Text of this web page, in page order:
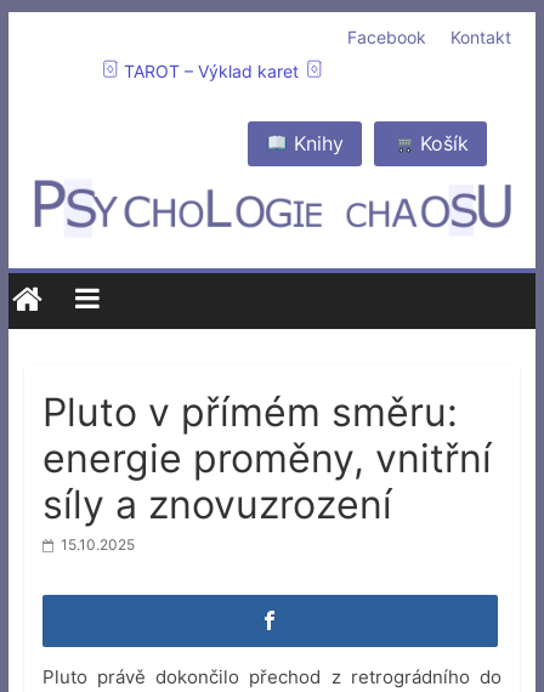
Kontakt
Facebook
TAROT – Výklad karet
Košík
Knihy
Pluto v přímém směru:
energie proměny, vnitřní
síly a znovuzrození
15.10.2025
Pluto právě dokončilo přechod z retrográdního do